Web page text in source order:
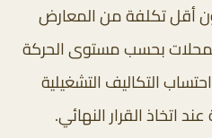
أقل تكلفة من المعارض
المحلات بحسب مستوى الحركة
التكاليف التشغيلية
اتخاذ القرار النهائي.